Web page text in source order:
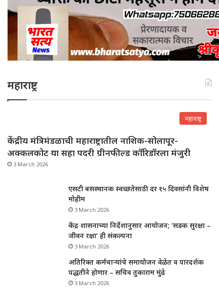
महाराष्ट्र
महाराष्ट्र
केंद्रीय मंत्रिमंडळाची महाराष्ट्रातील नाशिक-सोलापूर-
अक्कलकोट या सहा पदरी ग्रीनफील्ड कॉरिडॉरला मंजुरी
3 March 2026
एसटी बसस्थानक स्वच्छतेसाठी दर १५ दिवसांनी विशेष
मोहीम
3 March 2026
केंद्र शासनाच्या निर्देशानुसार आयोजन; ‘सडक सुरक्षा –
जीवन रक्षा’ ही संकल्पना
3 March 2026
अतिरिक्त कर्मचाऱ्यांचे समायोजन वेळेत व पारदर्शक
पद्धतीने होणार – सचिव तुकाराम मुंढे
3 March 2026